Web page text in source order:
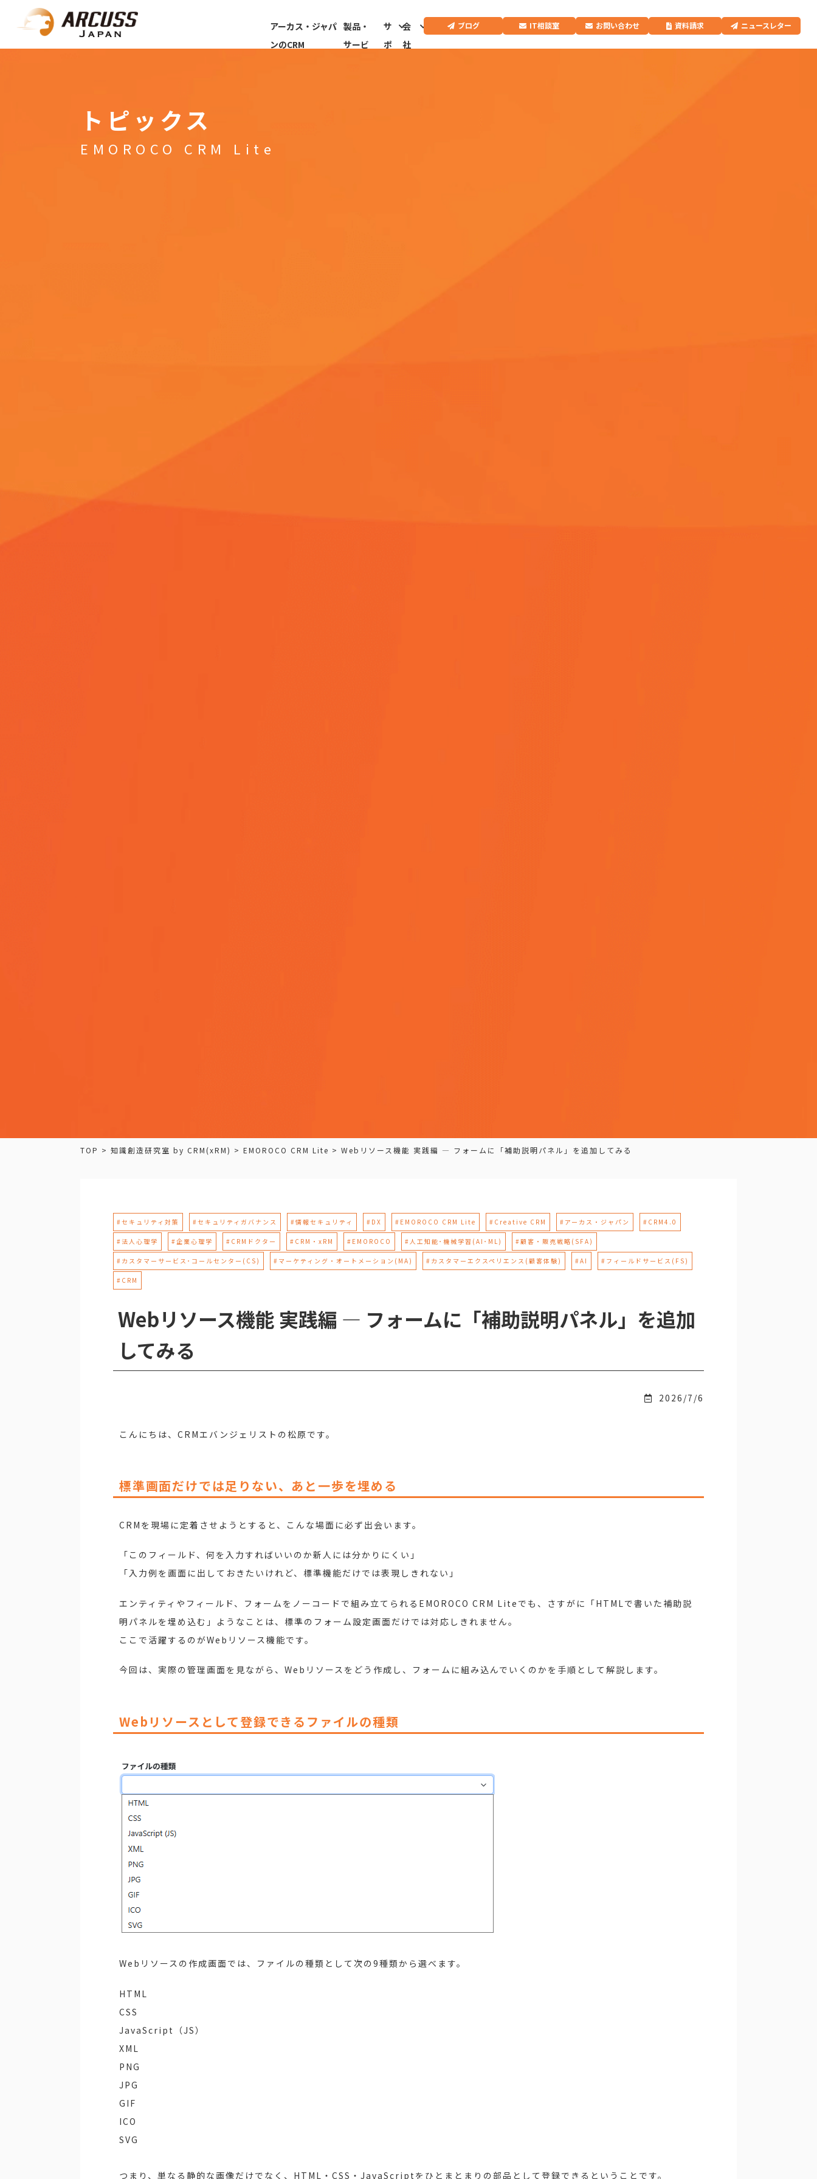
アーカス・ジャパ
ンのCRM
製品・
サービ
サ
ポ
会
社
ブログ IT相談室 お問い合わせ 資料請求 ニュースレター
トピックス
EMOROCO CRM Lite
TOP > 知識創造研究室 by CRM(xRM) > EMOROCO CRM Lite > Webリソース機能 実践編 — フォームに「補助説明パネル」を追加してみる
#セキュリティ対策 #セキュリティガバナンス #情報セキュリティ #DX #EMOROCO CRM Lite #Creative CRM #アーカス・ジャパン #CRM4.0
#法人心理学 #企業心理学 #CRMドクター #CRM・xRM #EMOROCO #人工知能･機械学習(AI･ML) #顧客・販売戦略(SFA)
#カスタマーサービス･コールセンター(CS) #マーケティング・オートメーション(MA) #カスタマーエクスペリエンス(顧客体験) #AI #フィールドサービス(FS)
#CRM
Webリソース機能 実践編 — フォームに「補助説明パネル」を追加
してみる
2026/7/6
こんにちは、CRMエバンジェリストの松原です。
標準画面だけでは足りない、あと一歩を埋める
CRMを現場に定着させようとすると、こんな場面に必ず出会います。
「このフィールド、何を入力すればいいのか新人には分かりにくい」
「入力例を画面に出しておきたいけれど、標準機能だけでは表現しきれない」
エンティティやフィールド、フォームをノーコードで組み立てられるEMOROCO CRM Liteでも、さすがに「HTMLで書いた補助説
明パネルを埋め込む」ようなことは、標準のフォーム設定画面だけでは対応しきれません。
ここで活躍するのがWebリソース機能です。
今回は、実際の管理画面を見ながら、Webリソースをどう作成し、フォームに組み込んでいくのかを手順として解説します。
Webリソースとして登録できるファイルの種類
Webリソースの作成画面では、ファイルの種類として次の9種類から選べます。
HTML
CSS
JavaScript（JS）
XML
PNG
JPG
GIF
ICO
SVG
つまり、単なる静的な画像だけでなく、HTML・CSS・JavaScriptをひとまとまりの部品として登録できるということです。